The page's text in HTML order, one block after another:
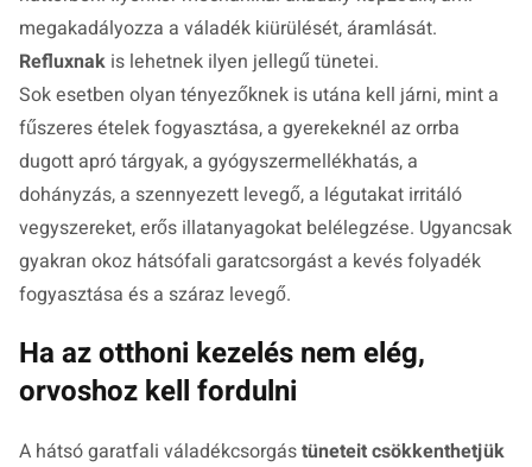
megakadályozza a váladék kiürülését, áramlását.
Refluxnak is lehetnek ilyen jellegű tünetei.
Sok esetben olyan tényezőknek is utána kell járni, mint a
fűszeres ételek fogyasztása, a gyerekeknél az orrba
dugott apró tárgyak, a gyógyszermellékhatás, a
dohányzás, a szennyezett levegő, a légutakat irritáló
vegyszereket, erős illatanyagokat belélegzése. Ugyancsak
gyakran okoz hátsófali garatcsorgást a kevés folyadék
fogyasztása és a száraz levegő.
Ha az otthoni kezelés nem elég,
orvoshoz kell fordulni
A hátsó garatfali váladékcsorgástüneteit csökkenthetjük